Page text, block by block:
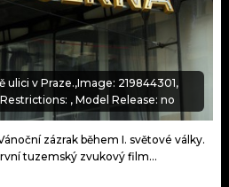
ulici v Praze.,Image: 219844301,
, Model Release: no
zázrak během I. světové války.
tuzemský zvukový film...